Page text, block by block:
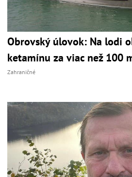
Obrovský úlovok: Na lodi
ketamínu za viac než 100
Zahraničné